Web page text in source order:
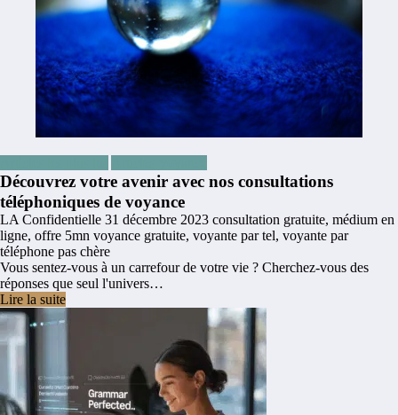
Découvrez votre avenir avec nos consultations
téléphoniques de voyance
LA Confidentielle 31 décembre 2023 consultation gratuite, médium en
ligne, offre 5mn voyance gratuite, voyante par tel, voyante par
téléphone pas chère
Vous sentez-vous à un carrefour de votre vie ? Cherchez-vous des
réponses que seul l'univers…
Lire la suite